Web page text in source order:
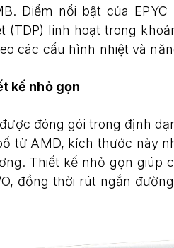
Điểm nổi bật của
(TDP) linh hoạt trong
các cấu hình nhiệt và
kế nhỏ gọn
đóng gói trong định
từ AMD, kích thước này
Thiết kế nhỏ gọn giúp
đồng thời rút ngắn